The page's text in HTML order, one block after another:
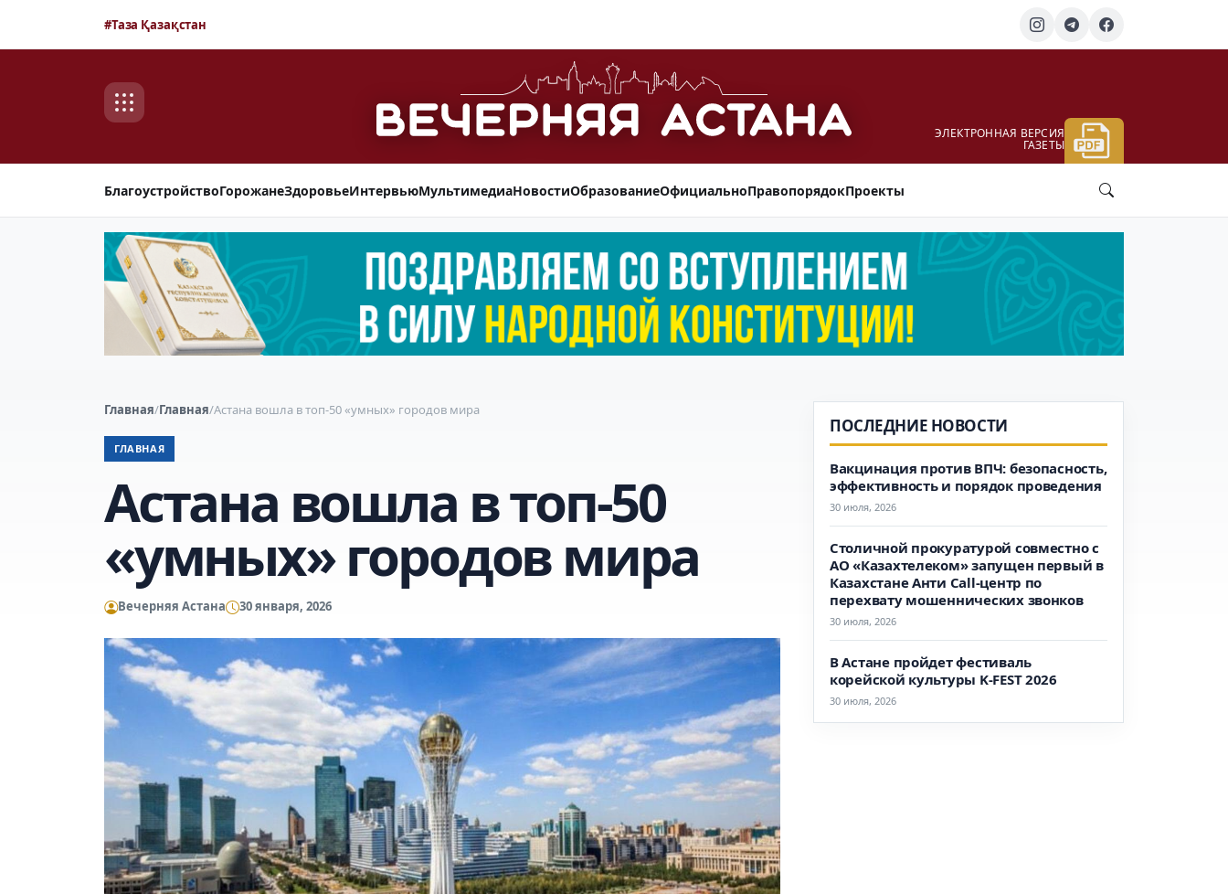
#Таза Қазақстан
ЭЛЕКТРОННАЯ ВЕРСИЯ
ГАЗЕТЫ
БлагоустройствоГорожанеЗдоровьеИнтервьюМультимедиаНовостиОбразованиеОфициальноПравопорядокПроекты
Главная/Главная/Астана вошла в топ-50 «умных» городов мира
ГЛАВНАЯ
Астана вошла в топ-50
«умных» городов мира
Вечерняя Астана 30 января, 2026
ПОСЛЕДНИЕ НОВОСТИ
Вакцинация против ВПЧ: безопасность,
эффективность и порядок проведения
30 июля, 2026
Столичной прокуратурой совместно с
АО «Казахтелеком» запущен первый в
Казахстане Анти Call-центр по
перехвату мошеннических звонков
30 июля, 2026
В Астане пройдет фестиваль
корейской культуры K-FEST 2026
30 июля, 2026